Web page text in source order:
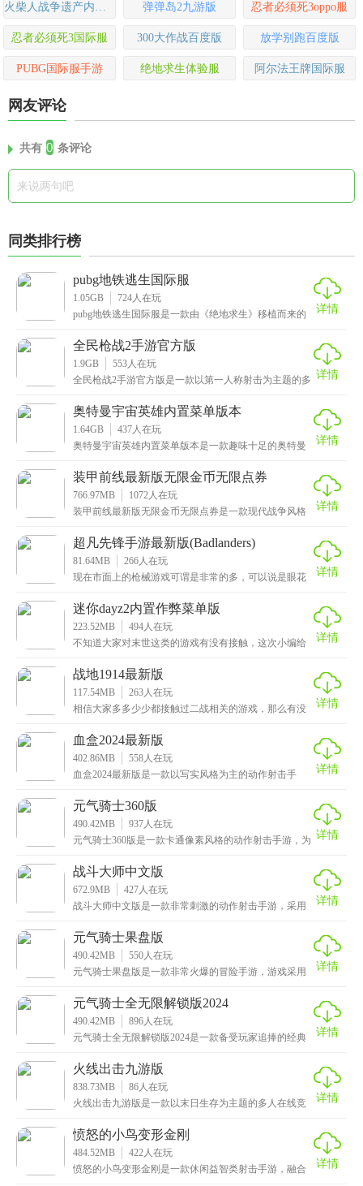
火柴人战争遗产内置功能菜单版 弹弹岛2九游版 忍者必须死3oppo服
忍者必须死3国际服 300大作战百度版 放学别跑百度版
PUBG国际服手游 绝地求生体验服 阿尔法王牌国际服
网友评论
共有 0 条评论
同类排行榜
pubg地铁逃生国际服
1.05GB 724人在玩
pubg地铁逃生国际服是一款由《绝地求生》移植而来的
详情
全民枪战2手游官方版
1.9GB 553人在玩
全民枪战2手游官方版是一款以第一人称射击为主题的多
酷
详情
奥特曼宇宙英雄内置菜单版本
1.64GB 437人在玩
奥特曼宇宙英雄内置菜单版本是一款趣味十足的奥特曼
特效
详情
装甲前线最新版无限金币无限点券
766.97MB 1072人在玩
装甲前线最新版无限金币无限点券是一款现代战争风格
力
详情
超凡先锋手游最新版(Badlanders)
81.64MB 266人在玩
现在市面上的枪械游戏可谓是非常的多，可以说是眼花
荐一
详情
迷你dayz2内置作弊菜单版
223.52MB 494人在玩
不知道大家对末世这类的游戏有没有接触，这次小编给
详情
战地1914最新版
117.54MB 263人在玩
相信大家多多少少都接触过二战相关的游戏，那么有没
地1
详情
血盒2024最新版
402.86MB 558人在玩
血盒2024最新版是一款以写实风格为主的动作射击手
的
详情
元气骑士360版
490.42MB 937人在玩
元气骑士360版是一款卡通像素风格的动作射击手游，为 详情
战斗大师中文版
672.9MB 427人在玩
战斗大师中文版是一款非常刺激的动作射击手游，采用
加真
详情
元气骑士果盘版
490.42MB 550人在玩
元气骑士果盘版是一款非常火爆的冒险手游，游戏采用
锁，在
详情
元气骑士全无限解锁版2024
490.42MB 896人在玩
元气骑士全无限解锁版2024是一款备受玩家追捧的经典
详情
火线出击九游版
838.73MB 86人在玩
火线出击九游版是一款以末日生存为主题的多人在线竞
的，
详情
愤怒的小鸟变形金刚
484.52MB 422人在玩
愤怒的小鸟变形金刚是一款休闲益智类射击手游，融合
详情